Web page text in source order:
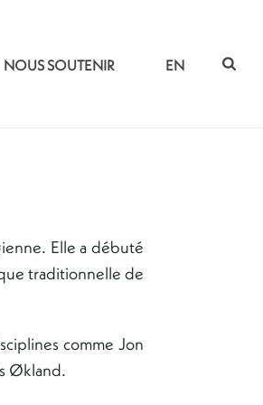
NOUS SOUTENIR EN
Elle a débuté
traditionnelle de
comme Jon
Økland.